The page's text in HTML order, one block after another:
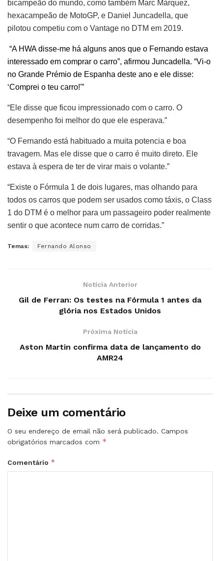
bicampeão do mundo, como também Marc Márquez,
hexacampeão de MotoGP, e Daniel Juncadella, que
pilotou competiu com o Vantage no DTM em 2019.
“A HWA disse-me há alguns anos que o Fernando estava
interessado em comprar o carro”, afirmou Juncadella. “Vi-o
no Grande Prémio de Espanha deste ano e ele disse:
‘Comprei o teu carro!'”
“Ele disse que ficou impressionado com o carro. O
desempenho foi melhor do que ele esperava.”
“O Fernando está habituado a muita potencia e boa
travagem. Mas ele disse que o carro é muito direto. Ele
estava à espera de ter de virar mais o volante.”
“Existe o Fórmula 1 de dois lugares, mas olhando para
todos os carros que podem ser usados como táxis, o Class
1 do DTM é o melhor para um passageiro poder realmente
sentir o que acontece num carro de corridas.”
Temas: Fernando Alonso
Notícia Anterior
Gil de Ferran: Os testes na Fórmula 1 antes da
glória nos Estados Unidos
Próxima Notícia
Aston Martin confirma data de lançamento do
AMR24
Deixe um comentário
O seu endereço de email não será publicado. Campos
obrigatórios marcados com *
Comentário *